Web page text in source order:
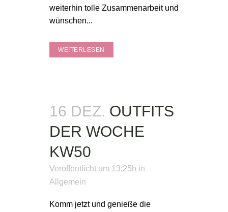
weiterhin tolle Zusammenarbeit und
wünschen...
WEITERLESEN
16 DEZ. OUTFITS
DER WOCHE
KW50
Veröffentlicht um 13:25h in
Allgemein
Komm jetzt und genieße die